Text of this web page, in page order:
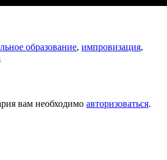
образование, импровизация,
вам необходимо авторизоваться.